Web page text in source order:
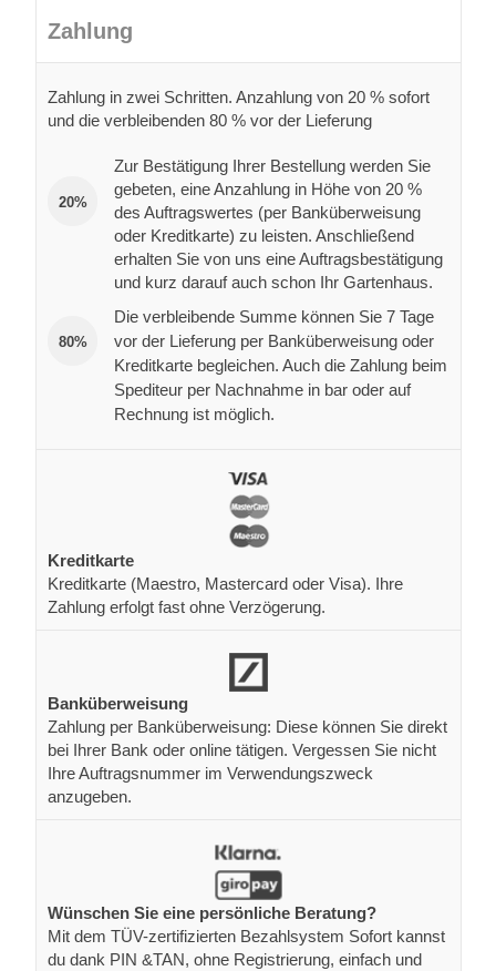
Zahlung
Zahlung in zwei Schritten. Anzahlung von 20 % sofort
und die verbleibenden 80 % vor der Lieferung
20%
Zur Bestätigung Ihrer Bestellung werden Sie
gebeten, eine Anzahlung in Höhe von 20 %
des Auftragswertes (per Banküberweisung
oder Kreditkarte) zu leisten. Anschließend
erhalten Sie von uns eine Auftragsbestätigung
und kurz darauf auch schon Ihr Gartenhaus.
80%
Die verbleibende Summe können Sie 7 Tage
vor der Lieferung per Banküberweisung oder
Kreditkarte begleichen. Auch die Zahlung beim
Spediteur per Nachnahme in bar oder auf
Rechnung ist möglich.
Kreditkarte
Kreditkarte (Maestro, Mastercard oder Visa). Ihre
Zahlung erfolgt fast ohne Verzögerung.
Banküberweisung
Zahlung per Banküberweisung: Diese können Sie direkt
bei Ihrer Bank oder online tätigen. Vergessen Sie nicht
Ihre Auftragsnummer im Verwendungszweck
anzugeben.
Wünschen Sie eine persönliche Beratung?
Mit dem TÜV-zertifizierten Bezahlsystem Sofort kannst
du dank PIN &TAN, ohne Registrierung, einfach und